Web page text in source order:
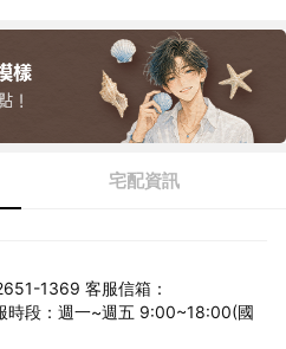
宅配資訊
1369 客服信箱：
時段：週一~週五 9:00~18:00(國